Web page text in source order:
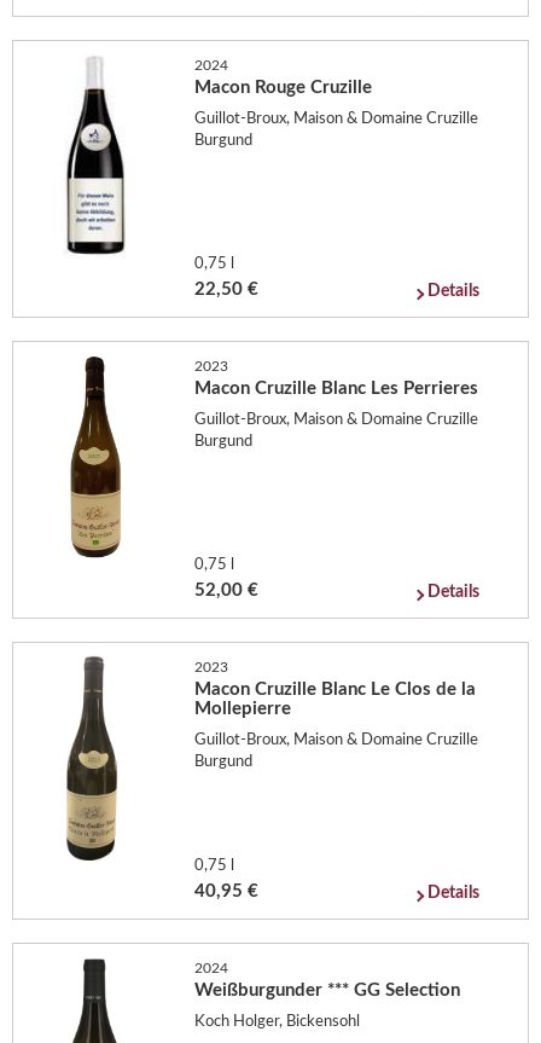
2024
Macon Rouge Cruzille
Guillot-Broux, Maison & Domaine Cruzille
Burgund
0,75 l
22,50 € Details
2023
Macon Cruzille Blanc Les Perrieres
Guillot-Broux, Maison & Domaine Cruzille
Burgund
0,75 l
52,00 € Details
2023
Macon Cruzille Blanc Le Clos de la
Mollepierre
Guillot-Broux, Maison & Domaine Cruzille
Burgund
0,75 l
40,95 € Details
2024
Weißburgunder *** GG Selection
Koch Holger, Bickensohl